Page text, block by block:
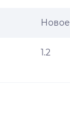
Новое
1.2